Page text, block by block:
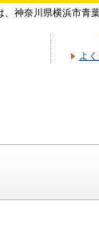
奈川県横浜市青葉
よ